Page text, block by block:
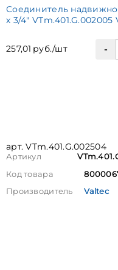
Соединитель
х 3/4" VTm.401.G.002005
257,01 руб./шт
арт. VTm.401.G.002504
Артикул
Код товара
Производитель
Valtec